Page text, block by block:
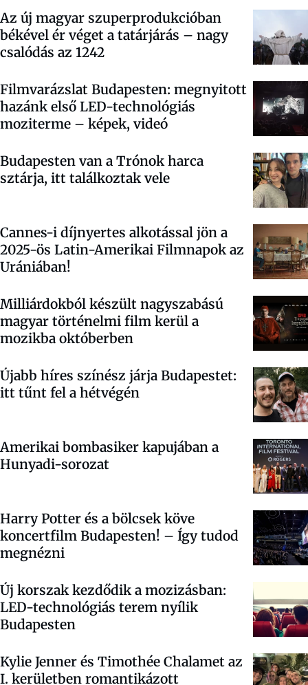
Az új magyar szuperprodukcióban
békével ér véget a tatárjárás – nagy
csalódás az 1242
Filmvarázslat Budapesten: megnyitott
hazánk első LED-technológiás
moziterme – képek, videó
Budapesten van a Trónok harca
sztárja, itt találkoztak vele
Cannes-i díjnyertes alkotással jön a
2025-ös Latin-Amerikai Filmnapok az
Urániában!
Milliárdokból készült nagyszabású
magyar történelmi film kerül a
mozikba októberben
Újabb híres színész járja Budapestet:
itt tűnt fel a hétvégén
Amerikai bombasiker kapujában a
Hunyadi-sorozat
Harry Potter és a bölcsek köve
koncertfilm Budapesten! – Így tudod
megnézni
Új korszak kezdődik a mozizásban:
LED-technológiás terem nyílik
Budapesten
Kylie Jenner és Timothée Chalamet az
I. kerületben romantikázott